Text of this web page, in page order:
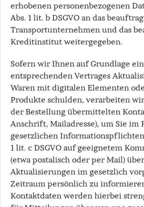
erhobenen personenbezogenen
Abs. 1 lit. b DSGVO an das
Transportunternehmen und das
Kreditinstitut weitergegeben.
Sofern wir Ihnen auf Grundlage
entsprechenden Vertrages
Waren mit digitalen Elementen
Produkte schulden, verarbeiten
der Bestellung übermittelten
Anschrift, Mailadresse), um Sie im
gesetzlichen Informationspflichten
1 lit. c DSGVO auf geeignetem
(etwa postalisch oder per Mail)
Aktualisierungen im gesetzlich
Zeitraum persönlich zu
Kontaktdaten werden hierbei